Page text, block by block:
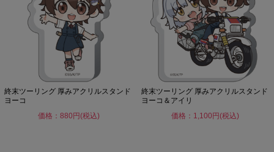
終末ツーリング 厚みアクリルスタンド
ヨーコ
価格：880円(税込)
終末ツーリング 厚みアクリルスタンド
ヨーコ＆アイリ
価格：1,100円(税込)